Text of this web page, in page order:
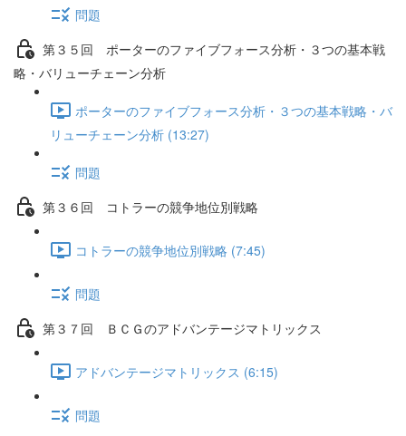
問題
第３５回 ポーターのファイブフォース分析・３つの基本戦
略・バリューチェーン分析
ポーターのファイブフォース分析・３つの基本戦略・バ
リューチェーン分析 (13:27)
問題
第３６回 コトラーの競争地位別戦略
コトラーの競争地位別戦略 (7:45)
問題
第３７回 ＢＣＧのアドバンテージマトリックス
アドバンテージマトリックス (6:15)
問題